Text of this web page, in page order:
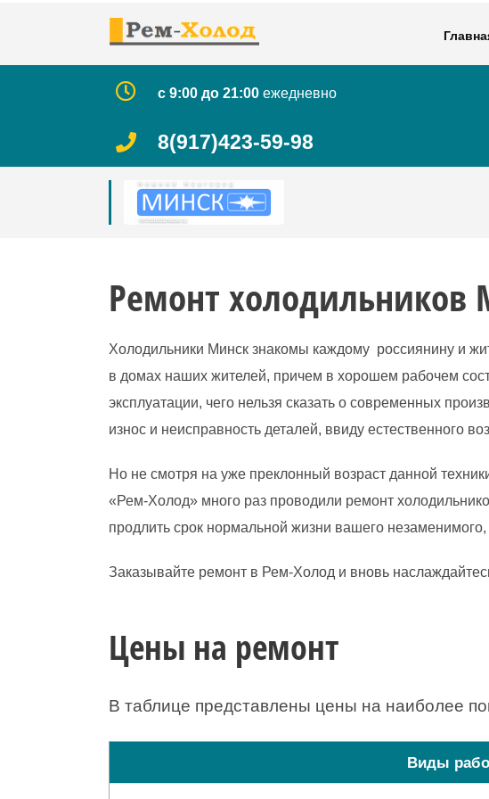
content
с 9:00 до 21:00ежедневно
8(917)423-59-98
Ремонт
Холодильники Минск знакомы каждому россиянину и
в домах наших жителей, причем в хорошем рабочем
эксплуатации, чего нельзя сказать о современных
износ и неисправность деталей, ввиду естественного
Но не смотря на уже преклонный возраст данной
«Рем-Холод» много раз проводили ремонт
продлить срок нормальной жизни вашего
Заказывайте ремонт в Рем-Холод и вновь
Цены на ремонт
В таблице представлены цены на наиболее
Виды